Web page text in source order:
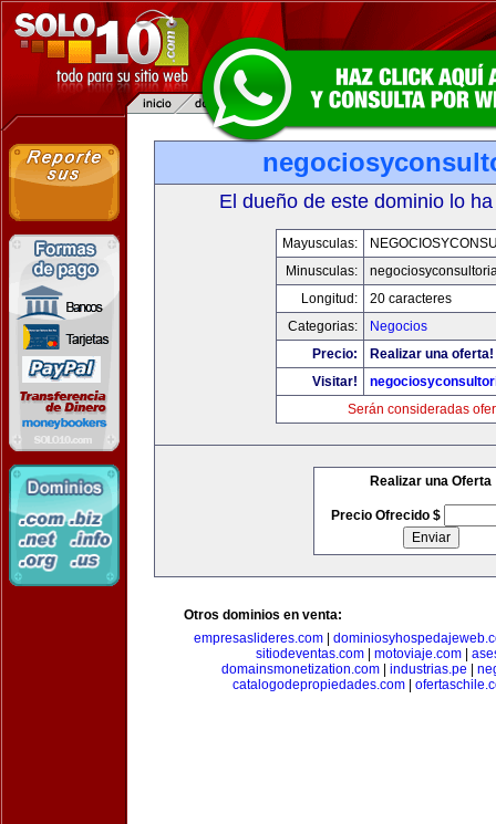
El dueño de este dominio lo
Mayusculas:
Minusculas:
Longitud:
20 caracteres
Categorias:
Negocios
Precio:
Realizar una oferta!
Visitar!
Serán consideradas
Realizar una Oferta
Precio Ofrecido $
Otros dominios en venta:
empresaslideres.com|
sitiodeventas.com
motoviaje.com
domainsmonetization.com| industrias.pe
catalogodepropiedades.com|